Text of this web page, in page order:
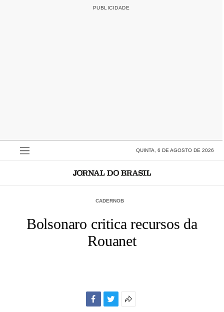
QUINTA, 6 DE AGOSTO DE 2026
CADERNOB
Bolsonaro critica recursos da
Rouanet